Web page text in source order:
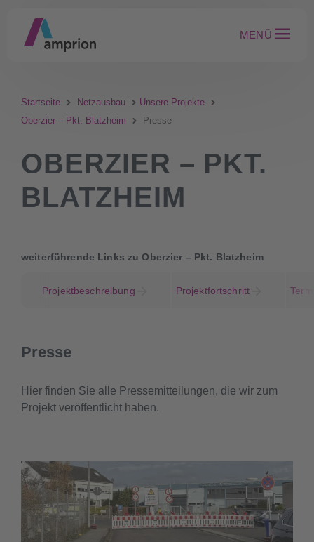
MENÜ
Startseite Netzausbau
Unsere Projekte
Oberzier – Pkt. Blatzheim
Presse
OBERZIER – PKT.
BLATZHEIM
weiterführende Links zu Oberzier – Pkt. Blatzheim
Projektbeschreibung Projektfortschritt
Presse
Hier finden Sie alle Pressemitteilungen, die wir zum
Projekt veröffentlicht haben.